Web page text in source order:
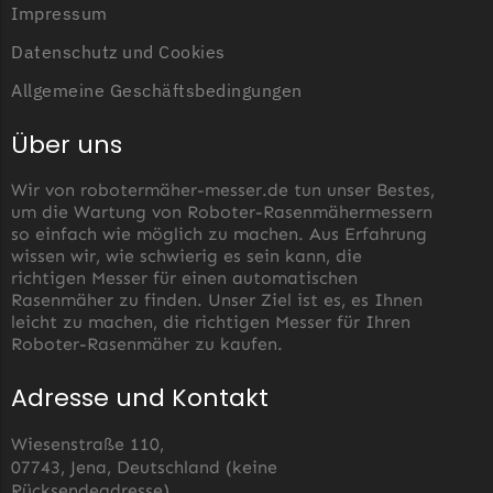
Begrenzungsdraht
Robomow
Robomow Messer
Scheppach
Scheppach Messer
Begrenzungsdraht
Segway
Sunseeker
Sunseeker Messer
Impressum
Datenschutz und Cookies
Allgemeine Geschäftsbedingungen
Über uns
Wir von robotermäher-messer.de tun unser Bestes,
um die Wartung von Roboter-Rasenmähermessern
so einfach wie möglich zu machen. Aus Erfahrung
wissen wir, wie schwierig es sein kann, die
richtigen Messer für einen automatischen
Rasenmäher zu finden. Unser Ziel ist es, es Ihnen
leicht zu machen, die richtigen Messer für Ihren
Roboter-Rasenmäher zu kaufen.
Adresse und Kontakt
Wiesenstraße 110,
07743, Jena, Deutschland (keine